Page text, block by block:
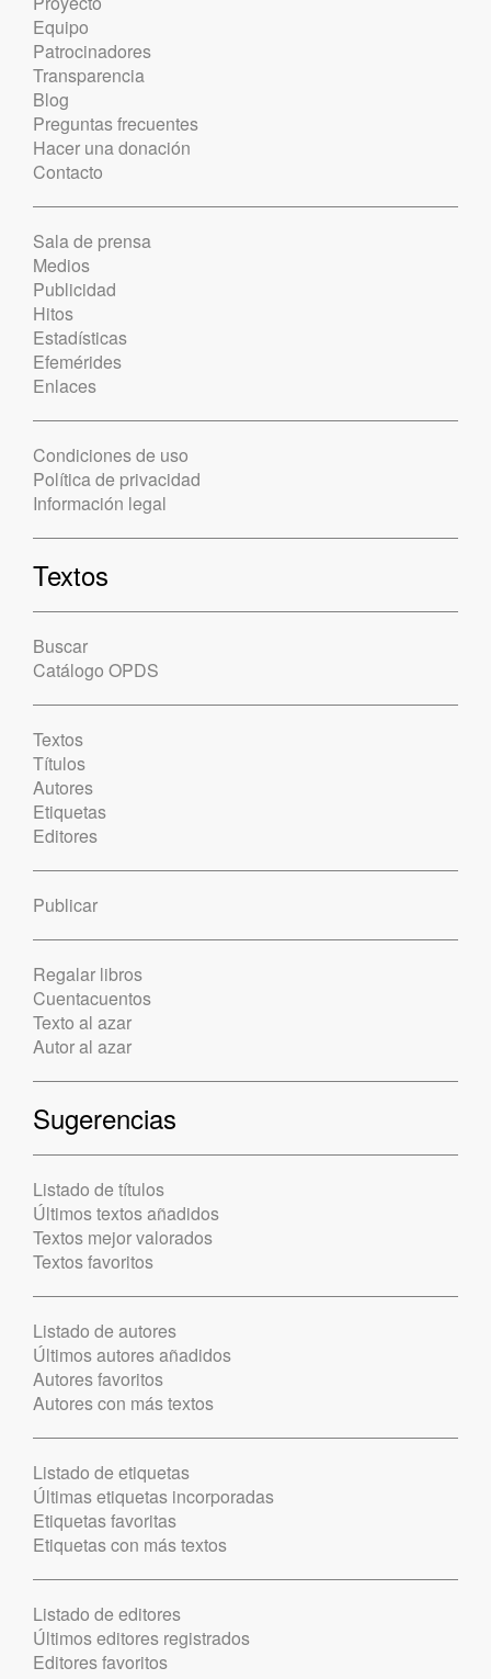
Equipo
Patrocinadores
Transparencia
Blog
Preguntas frecuentes
Hacer una donación
Contacto
Sala de prensa
Medios
Publicidad
Hitos
Estadísticas
Efemérides
Enlaces
Condiciones de uso
Política de privacidad
Información legal
Textos
Buscar
Catálogo OPDS
Textos
Títulos
Autores
Etiquetas
Editores
Publicar
Regalar libros
Cuentacuentos
Texto al azar
Autor al azar
Sugerencias
Listado de títulos
Últimos textos añadidos
Textos mejor valorados
Textos favoritos
Listado de autores
Últimos autores añadidos
Autores favoritos
Autores con más textos
Listado de etiquetas
Últimas etiquetas incorporadas
Etiquetas favoritas
Etiquetas con más textos
Listado de editores
Últimos editores registrados
Editores favoritos